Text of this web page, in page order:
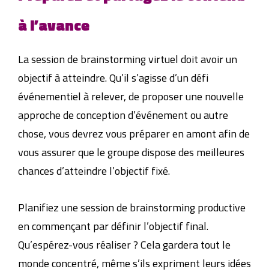
à l’avance
La session de brainstorming virtuel doit avoir un
objectif à atteindre. Qu’il s’agisse d’un défi
événementiel à relever, de proposer une nouvelle
approche de conception d’événement ou autre
chose, vous devrez vous préparer en amont afin de
vous assurer que le groupe dispose des meilleures
chances d’atteindre l’objectif fixé.
Planifiez une session de brainstorming productive
en commençant par définir l’objectif final.
Qu’espérez-vous réaliser ? Cela gardera tout le
monde concentré, même s’ils expriment leurs idées